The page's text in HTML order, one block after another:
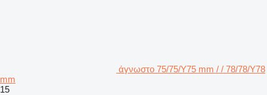
άγνωστο 75/75/Υ75 mm / / 78/78/Υ78
mm
15